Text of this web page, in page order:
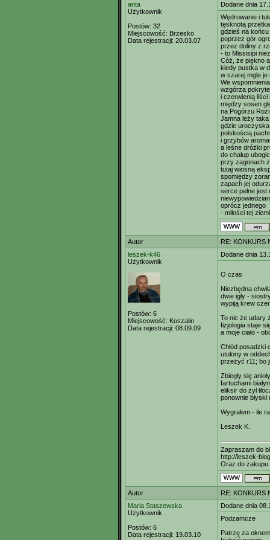
anta
Użytkownik
Postów: 32
Miejscowość: Brzesko
Data rejestracji: 20.03.07
Dodane dnia
Wędrowanie i
tęsknotą
gdzieś na końcu
poprzez gór
przez doliny z
- to Missisipi
Cóż, że piękno
kiedy pustka w
w szarej mgle je
We
wzgórza pokryte
i czerwienią liści
między sosen
na Pogórzu
Jamna leży
gdzie
polskością
i grzybów
a leśne dróżki
do chałup
przy zagonach
tutaj wiosną
spomiędzy
zapach jej
serce pełne jest
oprócz jednego
- miłości tej ziemi
Autor
RE: KONKURS
leszek-k46
Użytkownik
Postów: 6
Miejscowość: Koszalin
Data rejestracji: 08.09.09
Dodane dnia
O czas
Niezbędna
dwie igły -
wypiją krew
To nic że udary
fizjologia staje
a moje ciało -
Chłód posadzki
utulony w
przeżyć r11; bo
Zbiegły się anioły
fartuchami
eliksir do żył
ponownie błyski
Wygrałem - ile
Leszek K.
Zapraszam do
http://leszek-
Oraz do zakupu
Autor
RE: KONKURS
Maria Staszewska
Użytkownik
Postów: 6
Data rejestracji: 19.03.10
Dodane dnia
Podzamcze
Patrzę za oknem